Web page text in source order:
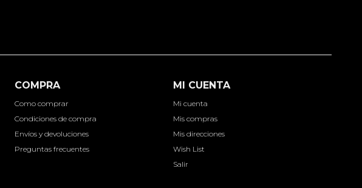
COMPRA
Como comprar
Condiciones de compra
Envíos y devoluciones
Preguntas frecuentes
MI CUENTA
Mi cuenta
Mis compras
Mis direcciones
Wish List
Salir